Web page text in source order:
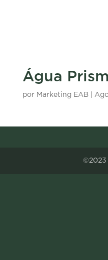
Água
por Marketing EAB|
©2023